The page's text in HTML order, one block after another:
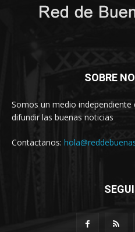
SOBRE
Somos un medio
difundir las buenas noticias
Contactanos: